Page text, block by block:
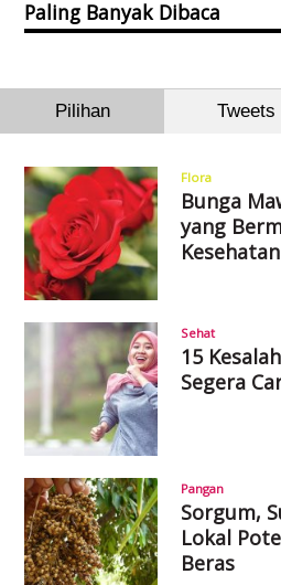
Paling Banyak Dibaca
Pilihan Tweets
Flora
Bunga
yang
Kesehatan
Sehat
15
Segera
Pangan
Sorgum,
Lokal
Beras